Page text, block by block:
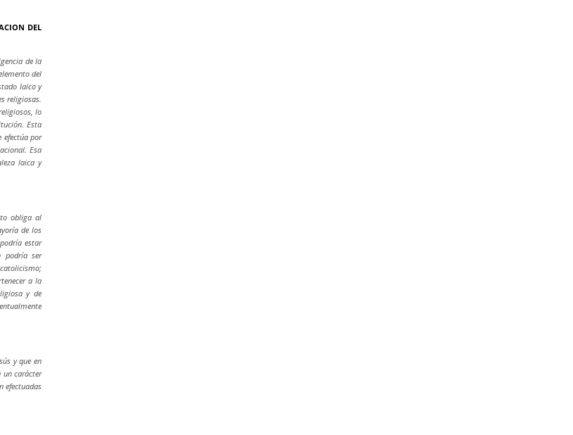
DEL
de la
del
laico y
religiosas.
lo
Esta
efectúa por
Esa
laica y
obliga al
de los
estar
podría ser
a la
y de
y que en
un carácter
efectuadas